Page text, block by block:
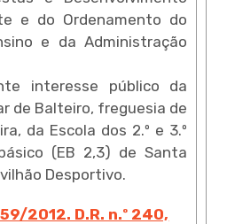
e do Ordenamento do
e da Administração
interesse público da
de Balteiro, freguesia de
da Escola dos 2.º e 3.º
(EB 2,3) de Santa
Desportivo.
2012. D.R. n.º 240,